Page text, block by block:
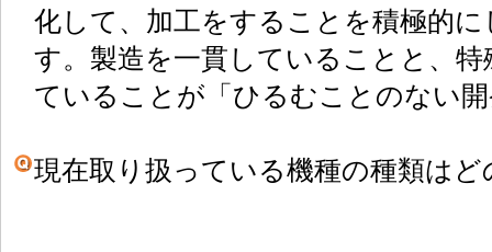
化して、加工をすることを積極的
す。製造を一貫していることと、
ていることが「ひるむことのない
現在取り扱っている機種の種類はど